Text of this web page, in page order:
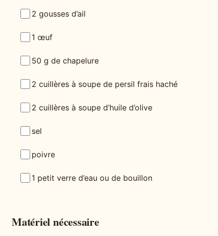
2 gousses d’ail
1 œuf
50 g de chapelure
2 cuillères à soupe de persil frais haché
2 cuillères à soupe d’huile d’olive
sel
poivre
1 petit verre d’eau ou de bouillon
Matériel nécessaire